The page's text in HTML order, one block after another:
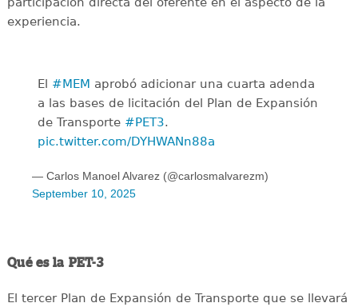
experiencia.
El #MEM aprobó adicionar una cuarta adenda
a las bases de licitación del Plan de Expansión
de Transporte #PET3.
pic.twitter.com/DYHWANn88a
— Carlos Manoel Alvarez (@carlosmalvarezm)
September 10, 2025
Qué es la PET-3
El tercer Plan de Expansión de Transporte que se llevará